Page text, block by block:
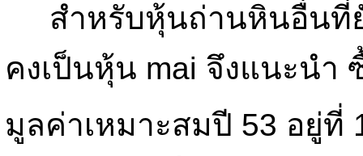
สำหรับหุ้นถ่านหินอื่นที่
คงเป็นหุ้น mai จึงแนะนำ
มูลค่าเหมาะสมปี 53 อยู่ที่